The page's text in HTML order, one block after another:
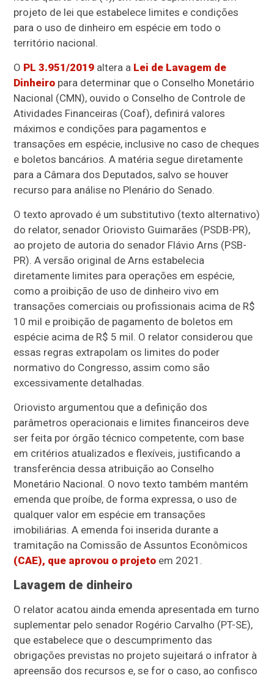
projeto de lei que estabelece limites e condições
para o uso de dinheiro em espécie em todo o
território nacional.
O PL 3.951/2019 altera a Lei de Lavagem de
Dinheiro para determinar que o Conselho Monetário
Nacional (CMN), ouvido o Conselho de Controle de
Atividades Financeiras (Coaf), definirá valores
máximos e condições para pagamentos e
transações em espécie, inclusive no caso de cheques
e boletos bancários. A matéria segue diretamente
para a Câmara dos Deputados, salvo se houver
recurso para análise no Plenário do Senado.
O texto aprovado é um substitutivo (texto alternativo)
do relator, senador Oriovisto Guimarães (PSDB-PR),
ao projeto de autoria do senador Flávio Arns (PSB-
PR). A versão original de Arns estabelecia
diretamente limites para operações em espécie,
como a proibição de uso de dinheiro vivo em
transações comerciais ou profissionais acima de R$
10 mil e proibição de pagamento de boletos em
espécie acima de R$ 5 mil. O relator considerou que
essas regras extrapolam os limites do poder
normativo do Congresso, assim como são
excessivamente detalhadas.
Oriovisto argumentou que a definição dos
parâmetros operacionais e limites financeiros deve
ser feita por órgão técnico competente, com base
em critérios atualizados e flexíveis, justificando a
transferência dessa atribuição ao Conselho
Monetário Nacional. O novo texto também mantém
emenda que proíbe, de forma expressa, o uso de
qualquer valor em espécie em transações
imobiliárias. A emenda foi inserida durante a
tramitação na Comissão de Assuntos Econômicos
(CAE), que aprovou o projeto em 2021.
Lavagem de dinheiro
O relator acatou ainda emenda apresentada em turno
suplementar pelo senador Rogério Carvalho (PT-SE),
que estabelece que o descumprimento das
obrigações previstas no projeto sujeitará o infrator à
apreensão dos recursos e, se for o caso, ao confisco